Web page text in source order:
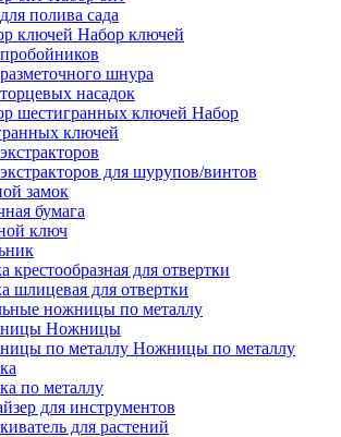
полива сада
Набор ключей
шнура
насадок
Набор
ключей
для шурупов/винтов
замок
бумага
ключ
крестообразная для отвертки
шлицевая для отвертки
ножницы по металлу
Ножницы
Ножницы по металлу
по металлу
для инструментов
для растений